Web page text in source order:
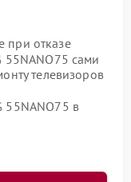
при отказе
55NANO75 сами
телевизоров
55NANO75 в